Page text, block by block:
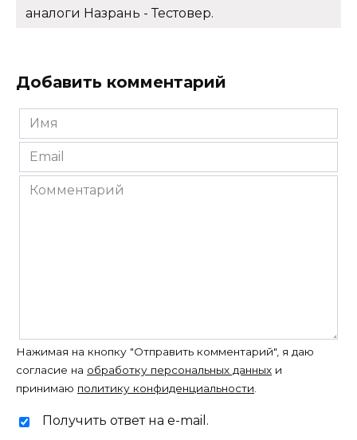
аналоги Назрань - Тестовер.
Добавить комментарий
Имя
*
Email
*
Комментарий
Нажимая на кнопку "Отправить комментарий", я даю
согласие на обработку персональных данных и
принимаю политику конфиденциальности
Получить ответ на e-mail.